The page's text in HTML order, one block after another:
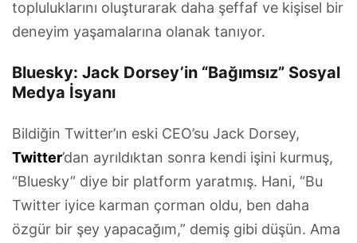
topluluklarını oluşturarak daha şeffaf ve kişisel bir
deneyim yaşamalarına olanak tanıyor.
Bluesky: Jack Dorsey’in “Bağımsız” Sosyal
Medya İsyanı
Bildiğin Twitter’ın eski CEO’su Jack Dorsey,
Twitter’dan ayrıldıktan sonra kendi işini kurmuş,
“Bluesky” diye bir platform yaratmış. Hani, “Bu
Twitter iyice karman çorman oldu, ben daha
özgür bir şey yapacağım,” demiş gibi düşün. Ama